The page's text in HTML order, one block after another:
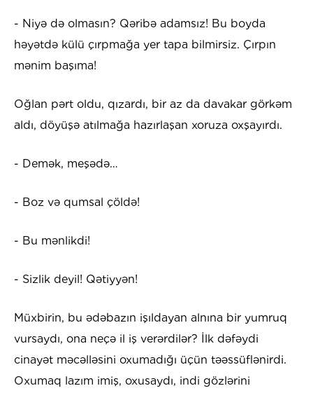
- Niyə də olmasın? Qəribə adamsız! Bu boyda
həyətdə külü çırpmağa yer tapa bilmirsiz. Çırpın
mənim başıma!
Oğlan pərt oldu, qızardı, bir az da davakar görkəm
aldı, döyüşə atılmağa hazırlaşan xoruza oxşayırdı.
- Demək, meşədə…
- Boz və qumsal çöldə!
- Bu mənlikdi!
- Sizlik deyil! Qətiyyən!
Müxbirin, bu ədəbazın işıldayan alnına bir yumruq
vursaydı, ona neçə il iş verərdilər? İlk dəfəydi
cinayət məcəlləsini oxumadığı üçün təəssüflənirdi.
Oxumaq lazım imiş, oxusaydı, indi gözlərini